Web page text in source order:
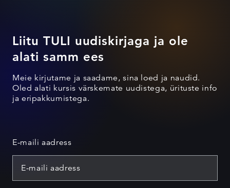
Liitu TULI uudiskirjaga ja ole
alati samm ees
Meie kirjutame ja saadame, sina loed ja naudid.
Oled alati kursis värskemate uudistega, ürituste info
ja eripakkumistega.
E-maili aadress